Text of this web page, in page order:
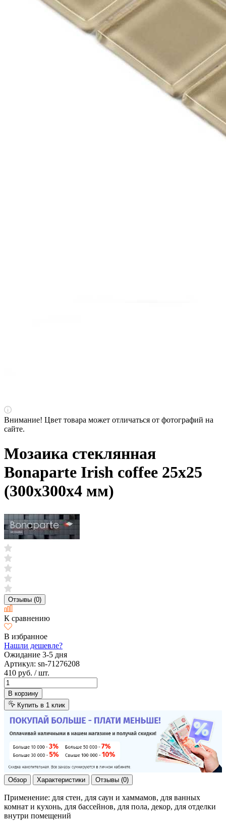
Внимание! Цвет товара может отличаться от фотографий на
сайте.
Мозаика стеклянная
Bonaparte Irish coffee 25х25
(300х300х4 мм)
Отзывы (0)
К сравнению
В избранное
Нашли дешевле?
Ожидание 3-5 дня
Артикул: sn-71276208
410 руб. / шт.
В корзину
Купить в 1 клик
Обзор Характеристики Отзывы (0)
Применение: для стен, для саун и хаммамов, для ванных
комнат и кухонь, для бассейнов, для пола, декор, для отделки
внутри помещений